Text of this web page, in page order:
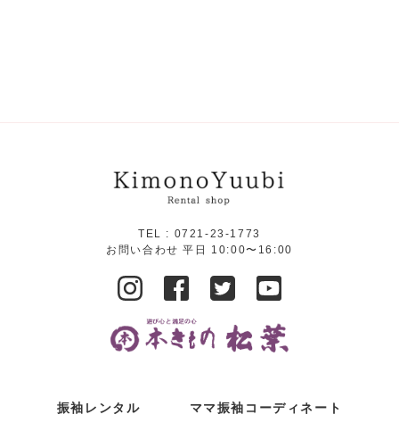
TEL : 0721-23-1773
お問い合わせ 平日 10:00〜16:00
振袖レンタル ママ振袖コーディネート